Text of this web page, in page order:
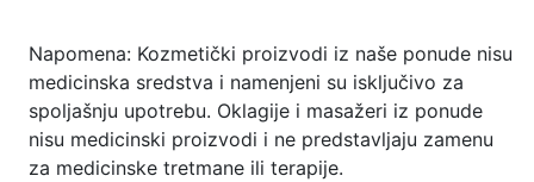
Napomena: Kozmetički proizvodi iz naše ponude nisu
medicinska sredstva i namenjeni su isključivo za
spoljašnju upotrebu. Oklagije i masažeri iz ponude
nisu medicinski proizvodi i ne predstavljaju zamenu
za medicinske tretmane ili terapije.